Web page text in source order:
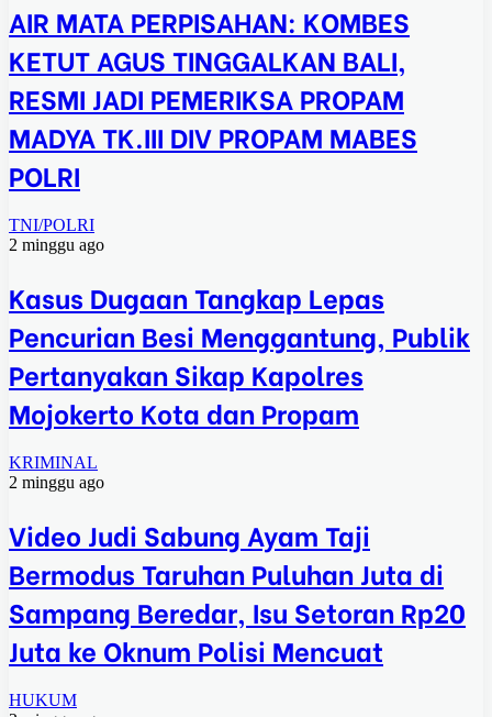
AIR MATA PERPISAHAN: KOMBES
KETUT AGUS TINGGALKAN BALI,
RESMI JADI PEMERIKSA PROPAM
MADYA TK.III DIV PROPAM MABES
POLRI
TNI/POLRI
2 minggu ago
Kasus Dugaan Tangkap Lepas
Pencurian Besi Menggantung, Publik
Pertanyakan Sikap Kapolres
Mojokerto Kota dan Propam
KRIMINAL
2 minggu ago
Video Judi Sabung Ayam Taji
Bermodus Taruhan Puluhan Juta di
Sampang Beredar, Isu Setoran Rp20
Juta ke Oknum Polisi Mencuat
HUKUM